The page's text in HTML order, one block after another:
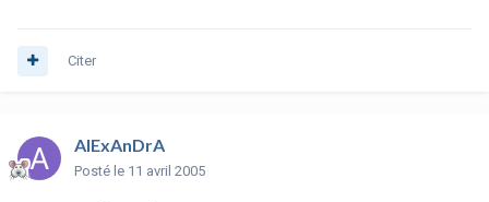
Citer
AlExAnDrA
Posté le 11 avril 2005